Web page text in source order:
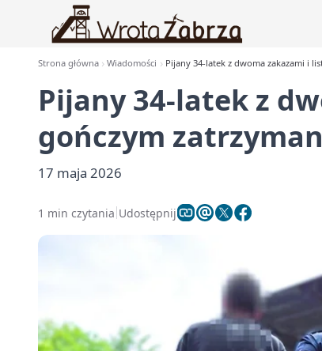
Strona główna Wiadomości Pijany 34-latek z dwoma zakazami i
Pijany 34-latek z
gończym
17 maja 2026
1 min czytania Udostępnij